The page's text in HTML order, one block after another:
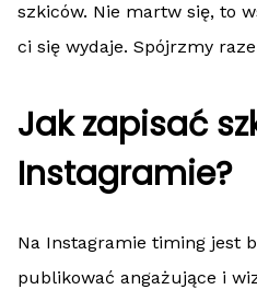
szkiców. Nie martw się, to
ci się wydaje. Spójrzmy
Jak zapisać
Instagramie?
Na Instagramie timing jest
publikować angażujące i